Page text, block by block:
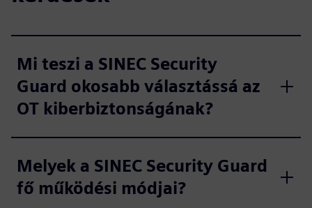
Mi teszi a SINEC Security
Guard okosabb választássá az
OT kiberbiztonságának?
Melyek a SINEC Security Guard
fő működési módjai?